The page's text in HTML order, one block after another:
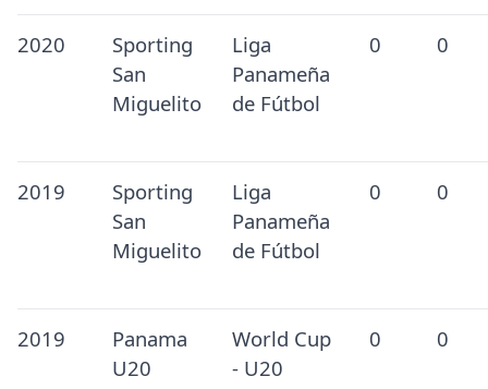
2020
Sporting
San
Miguelito
Liga
Panameña
de Fútbol
0 0
2019
Sporting
San
Miguelito
Liga
Panameña
de Fútbol
0 0
2019
Panama
U20
World Cup
- U20
0 0